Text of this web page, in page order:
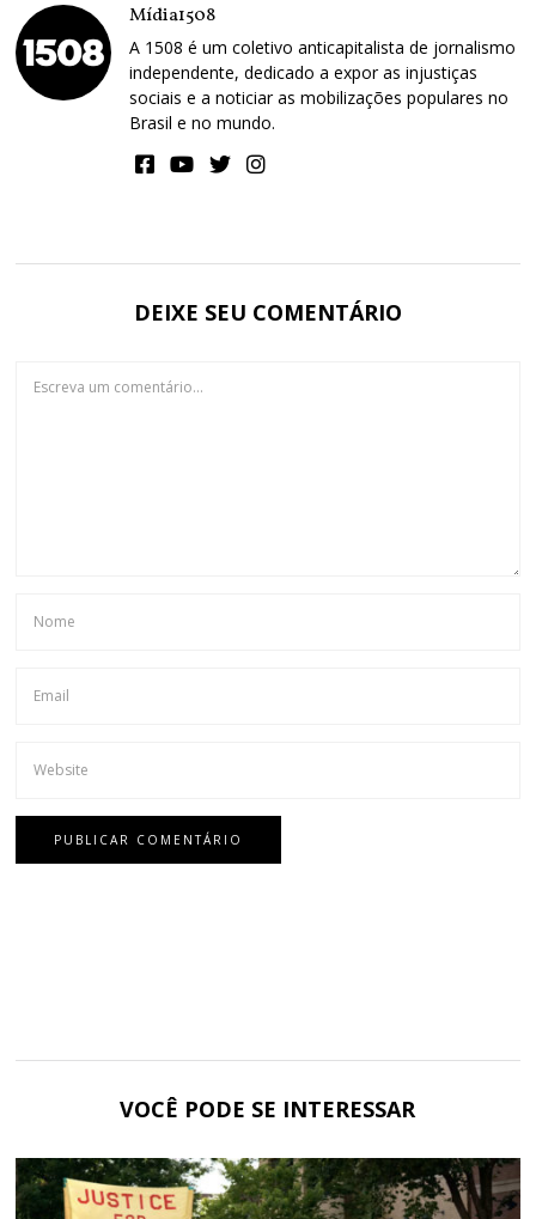
Mídia1508
A 1508 é um coletivo anticapitalista de jornalismo
independente, dedicado a expor as injustiças
sociais e a noticiar as mobilizações populares no
Brasil e no mundo.
DEIXE SEU COMENTÁRIO
VOCÊ PODE SE INTERESSAR